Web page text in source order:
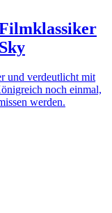
und verdeutlicht mit
noch einmal,
werden.